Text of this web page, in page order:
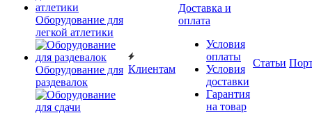
Оборудование для
легкой атлетики
Оборудование для
раздевалок
Клиентам
Доставка и
оплата
Условия
оплаты
Условия
доставки
Гарантия
на товар
Статьи